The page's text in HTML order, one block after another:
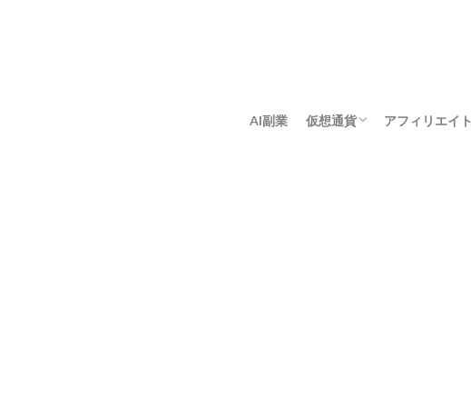
AI副業 仮想通貨 アフィリエイト